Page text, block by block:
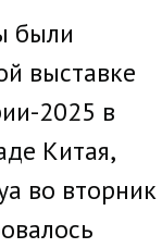
были
выставке
2025 в
Китая,
во вторник